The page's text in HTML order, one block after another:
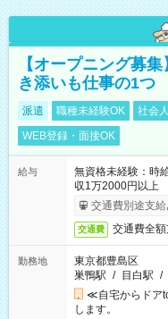
【オープニング募
き添いも仕事の1つ
派遣 職種未経験OK 社会
WEB登録・面接OK
給与
無資格未経験：
収1万2000円以上
交通費別途支給
交通費 交通費全
勤務地
東京都豊島区
巣鴨駅 / 目白駅 /
≪自宅からドア
します。